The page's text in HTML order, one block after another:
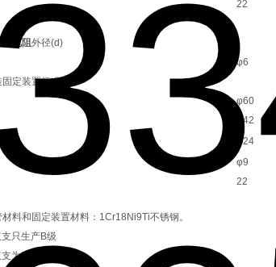
22
热电阻外径(d)
定装置标准尺寸
φ6
φ60
φ42
φ24
φ9
22
材料和固定装置材料：1Cr18Ni9Ti不锈钢。
只生产B级
为三线制引线